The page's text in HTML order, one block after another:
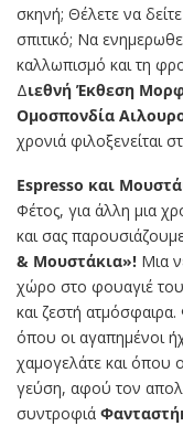
σκηνή; Θέλετε να
σπιτικό; Να
καλλωπισμό και τη
Διεθνή Έκθεση
Ομοσπονδία
χρονιά φιλοξενείται
Espresso και
Φέτος, για άλλη μια
και σας
& Μουστάκια»! Μια
χώρο στο φουαγιέ
και ζεστή
όπου οι αγαπημένοι
χαμογελάτε και όπου
γεύση, αφού τον
συντροφιά